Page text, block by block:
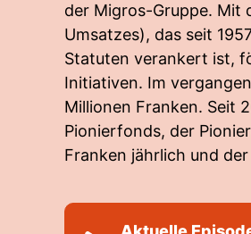
der Migros-Gruppe. Mit
Umsatzes), das seit
Statuten verankert ist,
Initiativen. Im
Millionen Franken. Seit
Pionierfonds, der
Franken jährlich und